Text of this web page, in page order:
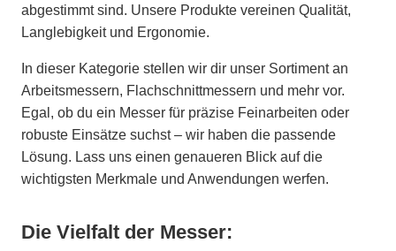
abgestimmt sind. Unsere Produkte vereinen Qualität,
Langlebigkeit und Ergonomie.
In dieser Kategorie stellen wir dir unser Sortiment an
Arbeitsmessern, Flachschnittmessern und mehr vor.
Egal, ob du ein Messer für präzise Feinarbeiten oder
robuste Einsätze suchst – wir haben die passende
Lösung. Lass uns einen genaueren Blick auf die
wichtigsten Merkmale und Anwendungen werfen.
Die Vielfalt der Messer: